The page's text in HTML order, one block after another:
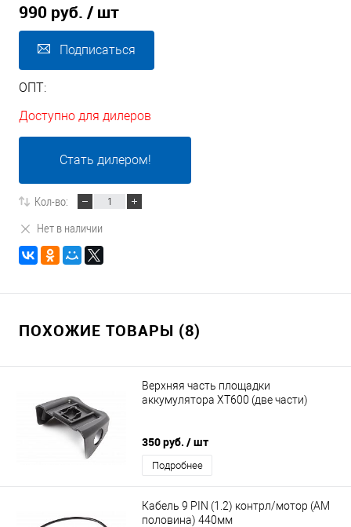
990 руб. / шт
Подписаться
ОПТ:
Доступно для дилеров
Стать дилером!
Кол-во:
Нет в наличии
ПОХОЖИЕ ТОВАРЫ (8)
Верхняя часть площадки
аккумулятора ХТ600 (две части)
350 руб. / шт
Подробнее
Кабель 9 PIN (1.2) контрл/мотор (AM
половина) 440мм